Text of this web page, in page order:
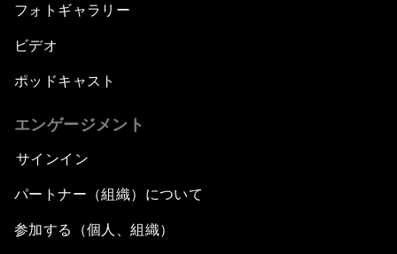
フォトギャラリー
ビデオ
ポッドキャスト
エンゲージメント
サインイン
パートナー（組織）について
参加する（個人、組織）